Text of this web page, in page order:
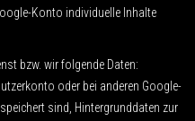
Konto individuelle Inhalte
bzw. wir folgende Daten:
oder bei anderen Google-
sind, Hintergrunddaten zur